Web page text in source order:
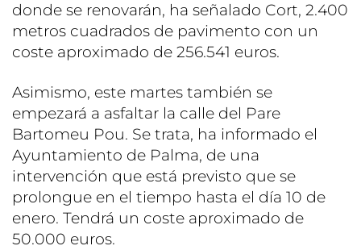
donde se renovarán, ha señalado Cort, 2.400
metros cuadrados de pavimento con un
coste aproximado de 256.541 euros.
Asimismo, este martes también se
empezará a asfaltar la calle del Pare
Bartomeu Pou. Se trata, ha informado el
Ayuntamiento de Palma, de una
intervención que está previsto que se
prolongue en el tiempo hasta el día 10 de
enero. Tendrá un coste aproximado de
50.000 euros.